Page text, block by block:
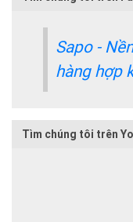
Sapo -
hàng hợp
Tìm chúng tôi trên